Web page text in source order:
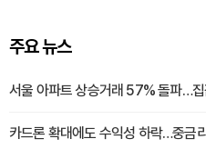
주요 뉴스
서울 아파트 상승거래 57% 돌파…
카드론 확대에도 수익성 하락…중금